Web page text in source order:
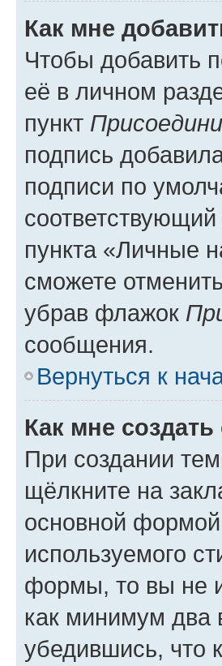
Как мне
Чтобы добавить
её в личном
пункт
подпись
подписи по
пункта «Личные
сможете
убрав флажок
сообщения.
Вернуться к
Как мне
При создании
щёлкните на
основной
используемого
формы, то вы не
как минимум два
убедившись, что